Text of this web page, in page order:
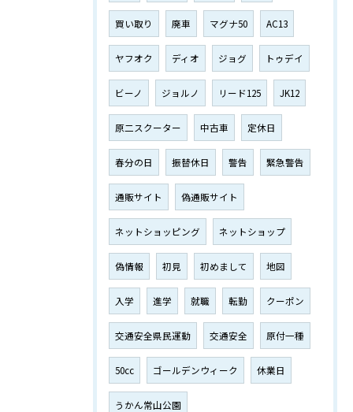
買い取り 廃車 マグナ50 AC13
ヤフオク ディオ ジョグ トゥデイ
ビーノ ジョルノ リード125 JK12
原二スクーター 中古車 定休日
春分の日 振替休日 警告 緊急警告
通販サイト 偽通販サイト
ネットショッピング ネットショップ
偽情報 初見 初めまして 地図
入学 進学 就職 転勤 クーポン
交通安全県民運動 交通安全 原付一種
50cc ゴールデンウィーク 休業日
うかん常山公園